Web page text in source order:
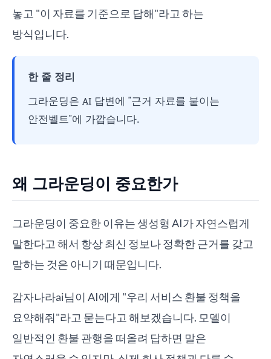
놓고 "이 자료를 기준으로 답해"라고 하는
방식입니다.
한 줄 정리
그라운딩은 AI 답변에 "근거 자료를 붙이는
안전벨트"에 가깝습니다.
왜 그라운딩이 중요한가
그라운딩이 중요한 이유는 생성형 AI가 자연스럽게
말한다고 해서 항상 최신 정보나 정확한 근거를 갖고
말하는 것은 아니기 때문입니다.
감자나라ai님이 AI에게 "우리 서비스 환불 정책을
요약해줘"라고 묻는다고 해보겠습니다. 모델이
일반적인 환불 관행을 떠올려 답하면 말은